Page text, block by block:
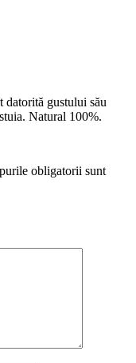
gustului său
Natural 100%.
obligatorii sunt